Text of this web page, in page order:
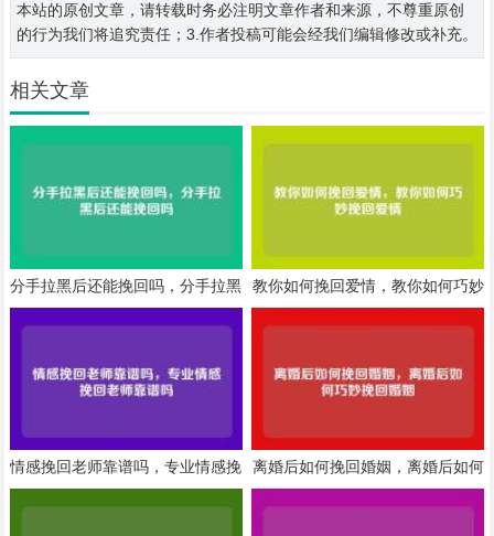
本站的原创文章，请转载时务必注明文章作者和来源，不尊重原创
的行为我们将追究责任；3.作者投稿可能会经我们编辑修改或补充。
相关文章
分手拉黑后还能挽回吗，分手拉黑
后还能挽回吗
教你如何挽回爱情，教你如何巧妙
挽回爱情
情感挽回老师靠谱吗，专业情感挽
回老师靠谱吗
离婚后如何挽回婚姻，离婚后如何
巧妙挽回婚姻